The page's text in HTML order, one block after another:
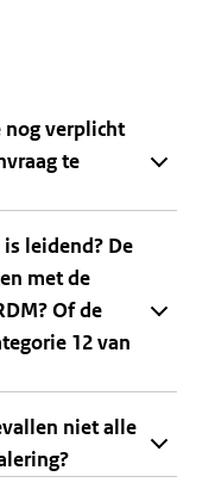
nog verplicht
te
leidend? De
met de
Of de
12 van
niet alle